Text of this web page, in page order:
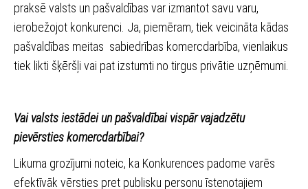
praksē valsts un pašvaldības var izmantot savu varu,
ierobežojot konkurenci. Ja, piemēram, tiek veicināta kādas
pašvaldības meitas sabiedrības komercdarbība, vienlaikus
tiek likti šķēršļi vai pat izstumti no tirgus privātie uzņēmumi.
Vai valsts iestādei un pašvaldībai vispār vajadzētu
pievērsties komercdarbībai?
Likuma grozījumi noteic, ka Konkurences padome varēs
efektīvāk vērsties pret publisku personu īstenotajiem